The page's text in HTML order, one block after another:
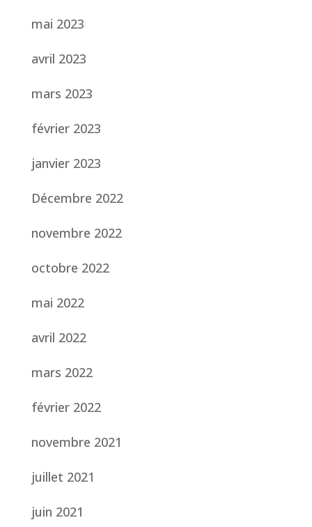
mai 2023
avril 2023
mars 2023
février 2023
janvier 2023
Décembre 2022
novembre 2022
octobre 2022
mai 2022
avril 2022
mars 2022
février 2022
novembre 2021
juillet 2021
juin 2021